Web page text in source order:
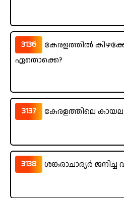
3136
കേരളത്തിൽ
ഏതൊക്കെ?
3137 കേരളത്തിലെ
3138 ശങ്കരാചാര്യർ ജനിച്ച